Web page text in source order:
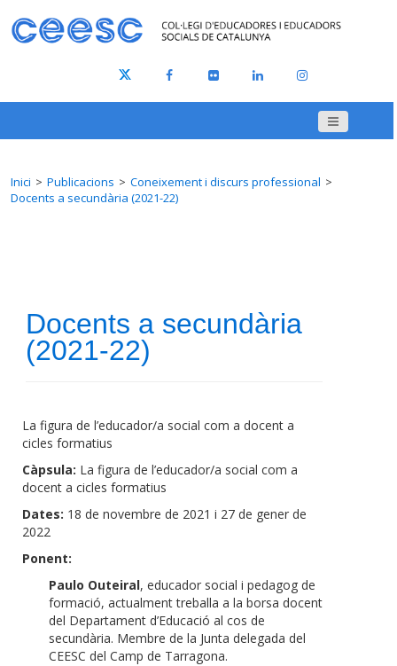
Inici Publicacions
Coneixement i discurs professional
Docents a secundària (2021-22)
Docents a secundària
(2021-22)
La figura de l’educador/a social com a docent a
cicles formatius
Càpsula: La figura de l’educador/a social com a
docent a cicles formatius
Dates: 18 de novembre de 2021 i 27 de gener de
2022
Ponent:
Paulo Outeiral, educador social i pedagog de
formació, actualment treballa a la borsa docent
del Departament d’Educació al cos de
secundària. Membre de la Junta delegada del
CEESC del Camp de Tarragona.